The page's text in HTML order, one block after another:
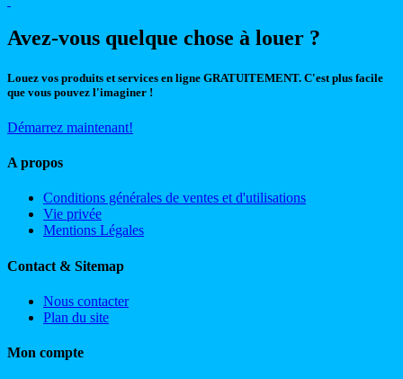
Avez-vous quelque chose à louer ?
Louez vos produits et services en ligne GRATUITEMENT. C'est plus facile
que vous pouvez l'imaginer !
Démarrez maintenant!
A propos
Conditions générales de ventes et d'utilisations
Vie privée
Mentions Légales
Contact & Sitemap
Nous contacter
Plan du site
Mon compte